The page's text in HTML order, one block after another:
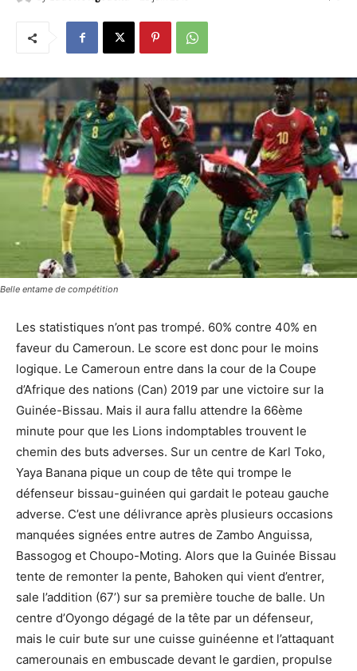
Belle entame de compétition
Les statistiques n’ont pas trompé. 60% contre 40% en
faveur du Cameroun. Le score est donc pour le moins
logique. Le Cameroun entre dans la cour de la Coupe
d’Afrique des nations (Can) 2019 par une victoire sur la
Guinée-Bissau. Mais il aura fallu attendre la 66ème
minute pour que les Lions indomptables trouvent le
chemin des buts adverses. Sur un centre de Karl Toko,
Yaya Banana pique un coup de tête qui trompe le
défenseur bissau-guinéen qui gardait le poteau gauche
adverse. C’est une délivrance après plusieurs occasions
manquées signées entre autres de Zambo Anguissa,
Bassogog et Choupo-Moting. Alors que la Guinée Bissau
tente de remonter la pente, Bahoken qui vient d’entrer,
sale l’addition (67’) sur sa première touche de balle. Un
centre d’Oyongo dégagé de la tête par un défenseur,
mais le cuir bute sur une cuisse guinéenne et l’attaquant
camerounais en embuscade devant le gardien, propulse